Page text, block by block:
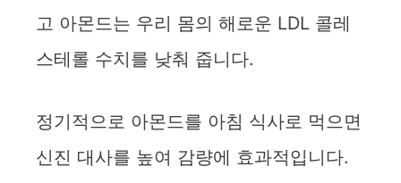
고 아몬드는 우리 몸의 해로운 LDL 콜레
스테롤 수치를 낮춰 줍니다.
정기적으로 아몬드를 아침 식사로 먹으면
신진 대사를 높여 감량에 효과적입니다.